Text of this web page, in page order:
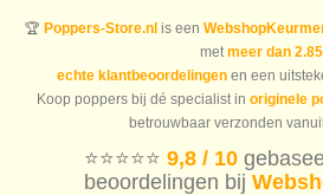
🏆 Poppers-Store.nlis een
met meer dan
echte klantbeoordelingenen een
Koop poppers bij dé specialist in originele
betrouwbaar verzonden
⭐️⭐️⭐️⭐️⭐️ 9,8 / 10
beoordelingen bij